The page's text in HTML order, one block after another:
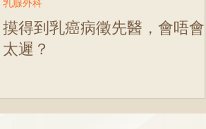
摸得到乳癌病徵先醫，會唔會
太遲？
乳腺外科